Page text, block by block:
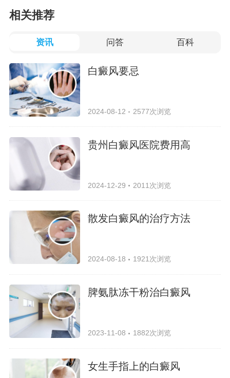
相关推荐
资讯 问答 百科
白癜风要忌
2024-08-12 2577次浏览
贵州白癜风医院费用高
2024-12-29 2011次浏览
散发白癜风的治疗方法
2024-08-18 1921次浏览
脾氨肽冻干粉治白癜风
2023-11-08 1882次浏览
女生手指上的白癜风